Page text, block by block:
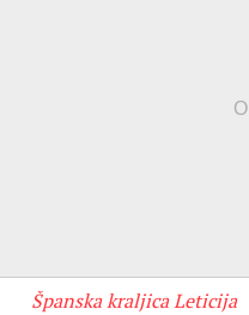
Španska kraljica Leticija